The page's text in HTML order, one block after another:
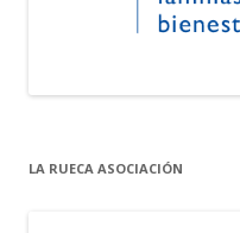
LA RUECA ASOCIACIÓN